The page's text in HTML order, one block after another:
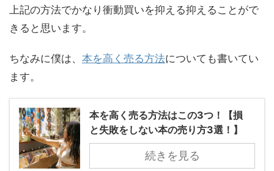
上記の方法でかなり衝動買いを抑える抑えることがで
きると思います。
ちなみに僕は、 本を高く売る方法についても書いてい
ます。
本を高く売る方法はこの3つ！【損
と失敗をしない本の売り方3選！】
続きを見る